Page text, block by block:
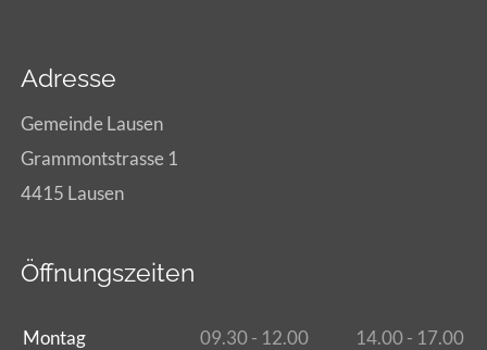
Adresse
Gemeinde Lausen
Grammontstrasse 1
4415 Lausen
Öffnungszeiten
Montag 09.30 - 12.00
14.00 - 17.00